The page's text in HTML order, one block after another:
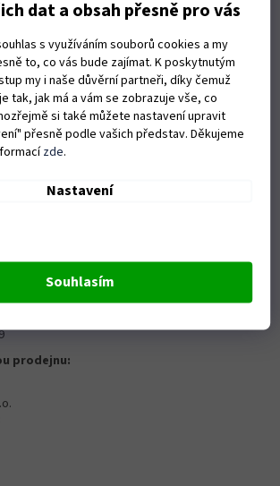
dat a obsah přesně pro vás
s využíváním souborů cookies a my
to, co vás bude zajímat. K poskytnutým
my i naše důvěrní partneři, díky čemuž
tak, jak má a vám se zobrazuje vše, co
si také můžete nastavení upravit
přesně podle vašich představ. Děkujeme
zde.
Nastavení
Souhlasím
prodejnu: